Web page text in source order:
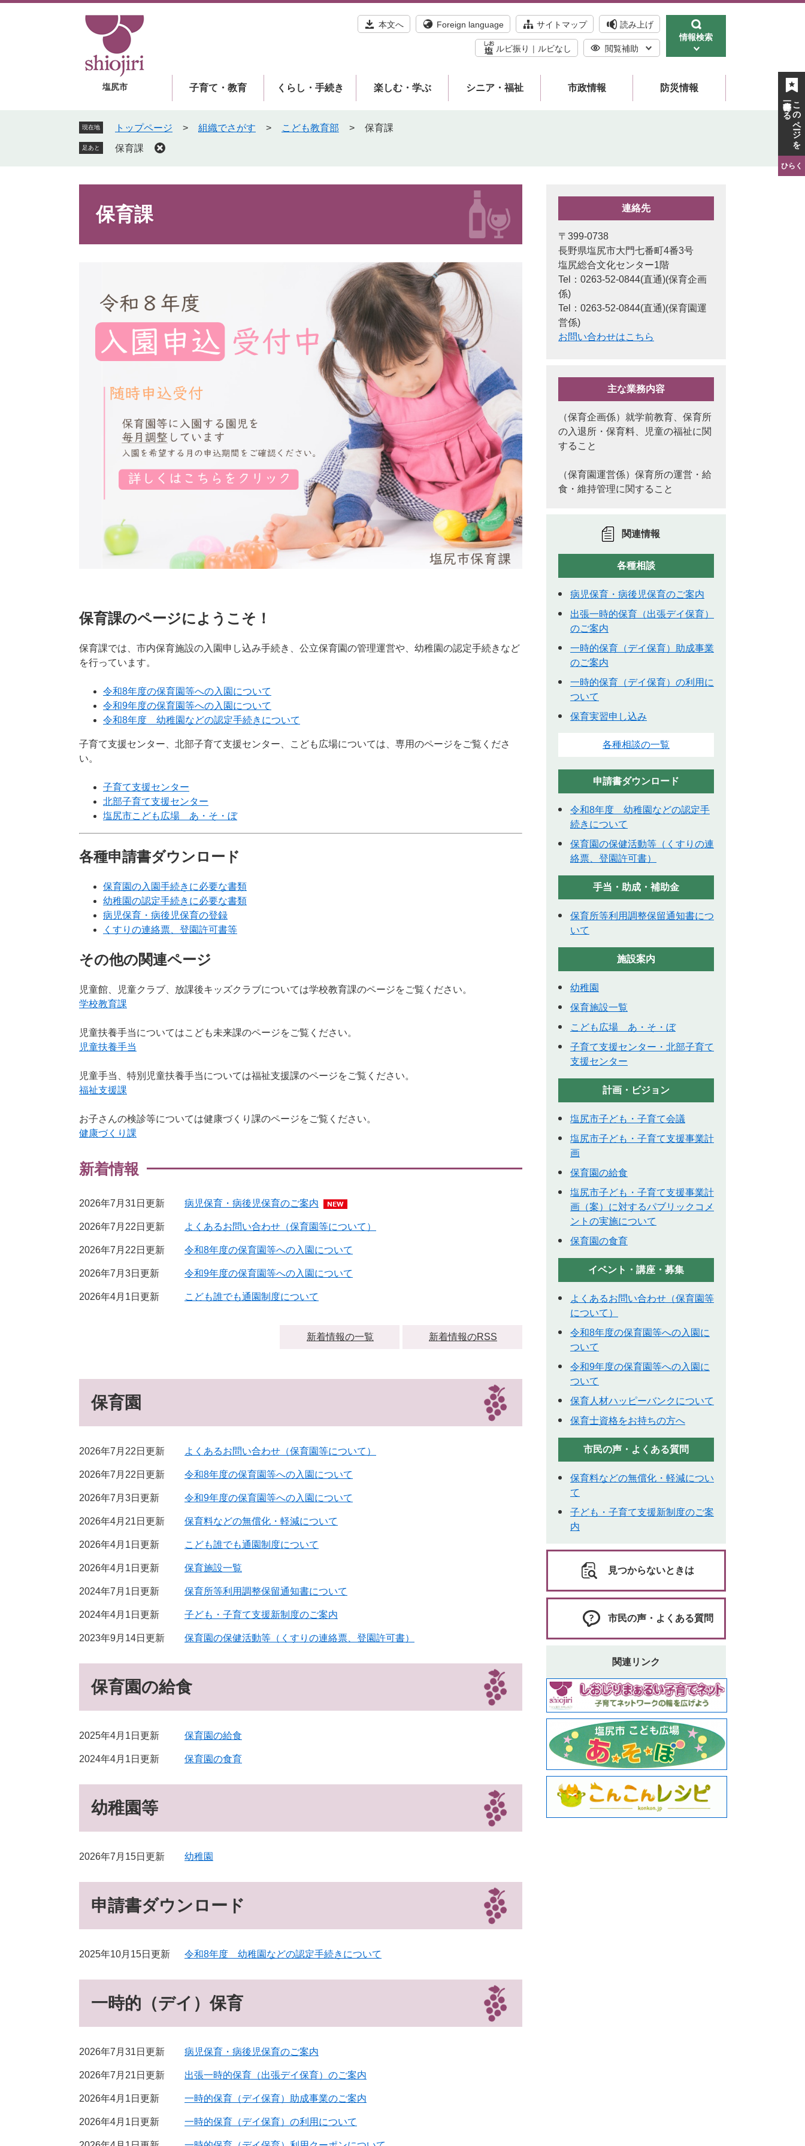
塩尻市
本文へ Foreign language サイトマップ 読み上げ
ルビ振り ルビなし 閲覧補助
情報検索
子育て・教育 くらし・手続き 楽しむ・学ぶ シニア・福祉 市政情報 防災情報
現在地 トップページ > 組織でさがす > こども教育部 > 保育課
足あと 保育課
保育課
保育課のページにようこそ！
保育課では、市内保育施設の入園申し込み手続き、公立保育園の管理運営や、幼稚園の認定手続きなど
を行っています。
令和8年度の保育園等への入園について
令和9年度の保育園等への入園について
令和8年度 幼稚園などの認定手続きについて
子育て支援センター、北部子育て支援センター、こども広場については、専用のページをご覧くださ
い。
子育て支援センター
北部子育て支援センター
塩尻市こども広場 あ・そ・ぼ
各種申請書ダウンロード
保育園の入園手続きに必要な書類
幼稚園の認定手続きに必要な書類
病児保育・病後児保育の登録
くすりの連絡票、登園許可書等
その他の関連ページ
児童館、児童クラブ、放課後キッズクラブについては学校教育課のページをご覧ください。
学校教育課
児童扶養手当についてはこども未来課のページをご覧ください。
児童扶養手当
児童手当、特別児童扶養手当については福祉支援課のページをご覧ください。
福祉支援課
お子さんの検診等については健康づくり課のページをご覧ください。
健康づくり課
新着情報
2026年7月31日更新 病児保育・病後児保育のご案内
2026年7月22日更新 よくあるお問い合わせ（保育園等について）
2026年7月22日更新 令和8年度の保育園等への入園について
2026年7月3日更新 令和9年度の保育園等への入園について
2026年4月1日更新 こども誰でも通園制度について
新着情報の一覧 新着情報のRSS
保育園
2026年7月22日更新 よくあるお問い合わせ（保育園等について）
2026年7月22日更新 令和8年度の保育園等への入園について
2026年7月3日更新 令和9年度の保育園等への入園について
2026年4月21日更新 保育料などの無償化・軽減について
2026年4月1日更新 こども誰でも通園制度について
2026年4月1日更新 保育施設一覧
2024年7月1日更新 保育所等利用調整保留通知書について
2024年4月1日更新 子ども・子育て支援新制度のご案内
2023年9月14日更新 保育園の保健活動等（くすりの連絡票、登園許可書）
保育園の給食
2025年4月1日更新 保育園の給食
2024年4月1日更新 保育園の食育
幼稚園等
2026年7月15日更新 幼稚園
申請書ダウンロード
2025年10月15日更新 令和8年度 幼稚園などの認定手続きについて
一時的（デイ）保育
2026年7月31日更新 病児保育・病後児保育のご案内
2026年7月21日更新 出張一時的保育（出張デイ保育）のご案内
2026年4月1日更新 一時的保育（デイ保育）助成事業のご案内
2026年4月1日更新 一時的保育（デイ保育）の利用について
連絡先
〒399-0738
長野県塩尻市大門七番町4番3号
塩尻総合文化センター1階
Tel：0263-52-0844(直通) 保育企画
係
Tel：0263-52-0844(直通) 保育園運
営係
お問い合わせはこちら
主な業務内容
（保育企画係）就学前教育、保育所
の入退所・保育料、児童の福祉に関
すること
（保育園運営係）保育所の運営・給
食・維持管理に関すること
関連情報
各種相談
病児保育・病後児保育のご案内
出張一時的保育（出張デイ保育）
のご案内
一時的保育（デイ保育）助成事業
のご案内
一時的保育（デイ保育）の利用に
ついて
保育実習申し込み
各種相談の一覧
申請書ダウンロード
令和8年度 幼稚園などの認定手
続きについて
保育園の保健活動等（くすりの連
絡票、登園許可書）
手当・助成・補助金
保育所等利用調整保留通知書につ
いて
施設案内
幼稚園
保育施設一覧
こども広場 あ・そ・ぼ
子育て支援センター・北部子育て
支援センター
計画・ビジョン
塩尻市子ども・子育て会議
塩尻市子ども・子育て支援事業計
画
保育園の給食
塩尻市子ども・子育て支援事業計
画（案）に対するパブリックコメ
ントの実施について
保育園の食育
イベント・講座・募集
よくあるお問い合わせ（保育園等
について）
令和8年度の保育園等への入園に
ついて
令和9年度の保育園等への入園に
ついて
保育人材ハッピーバンクについて
保育士資格をお持ちの方へ
市民の声・よくある質問
保育料などの無償化・軽減につい
て
子ども・子育て支援新制度のご案
内
見つからないときは
市民の声・よくある質問
関連リンク
このページを
一時保存する
ひらく